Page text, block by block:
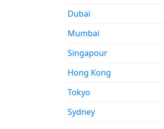
Dubaï
Mumbai
Singapour
Hong Kong
Tokyo
Sydney